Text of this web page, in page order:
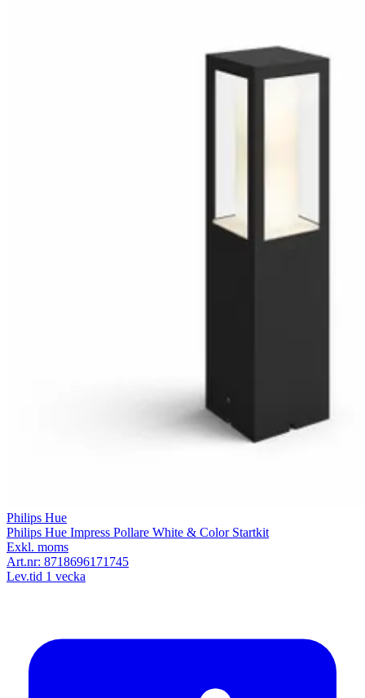
Philips Hue
Philips Hue Impress Pollare White & Color Startkit
Exkl. moms
Art.nr: 8718696171745
Lev.tid 1 vecka